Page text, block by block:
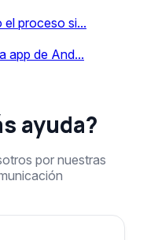
el proceso si...
app de And...
ayuda?
por nuestras